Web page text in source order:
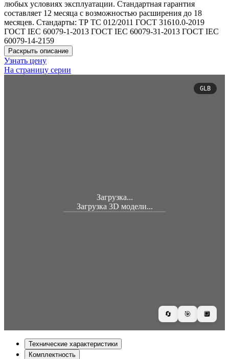
любых условиях эксплуатации. Стандартная гарантия
составляет 12 месяца с возможностью расширения до 18
месяцев. Стандарты: ТР ТС 012/2011 ГОСТ 31610.0-2019
ГОСТ IEC 60079-1-2013 ГОСТ IEC 60079-31-2013 ГОСТ IEC
60079-14-2159
Раскрыть описание
Узнать цену
На страницу серии
Загрузка...
Загрузка 3D модели...
🔄 🎯 🔲
GLB
Технические характеристики
Комплектность